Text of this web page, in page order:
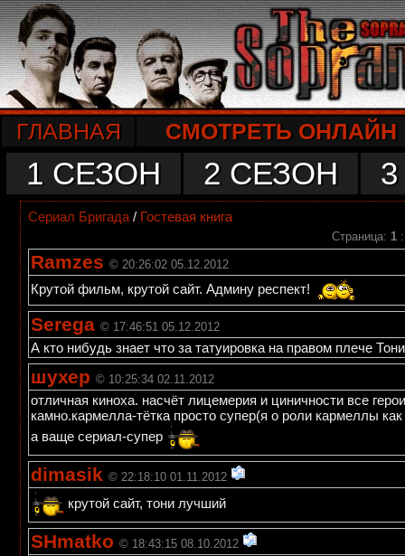
ГЛАВНАЯ СМОТРЕТЬ ОНЛАЙН
1 СЕЗОН 2 СЕЗОН
Сериал Бригада / Гостевая книга
Страница: 1
Ramzes © 20:26:02 05.12.2012
Крутой фильм, крутой сайт. Админу респект!
Serega © 17:46:51 05.12.2012
А кто нибудь знает что за татуировка на правом плече Тони
шухер © 10:25:34 02.11.2012
отличная киноха. насчёт лицемерия и циничности все
камно.кармелла-тётка просто супер(я о роли кармеллы
а ваще сериал-супер
dimasik © 22:18:10 01.11.2012
крутой сайт, тони лучший
SHmatko © 18:43:15 08.10.2012